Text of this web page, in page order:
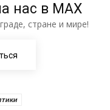
нас в МАХ
стране и мире!